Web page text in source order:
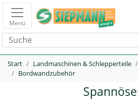
Menü
Start Landmaschinen & Schlepperteile
Bordwandzubehör